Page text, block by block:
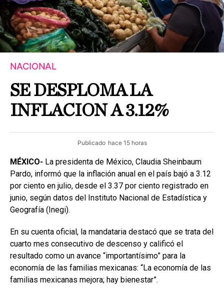
NACIONAL
SE DESPLOMA LA
INFLACION A 3.12%
Publicado hace 15 horas
MÉXICO- La presidenta de México, Claudia Sheinbaum
Pardo, informó que la inflación anual en el país bajó a 3.12
por ciento en julio, desde el 3.37 por ciento registrado en
junio, según datos del Instituto Nacional de Estadística y
Geografía (Inegi).
En su cuenta oficial, la mandataria destacó que se trata del
cuarto mes consecutivo de descenso y calificó el
resultado como un avance “importantísimo” para la
economía de las familias mexicanas: “La economía de las
familias mexicanas mejora; hay bienestar”.